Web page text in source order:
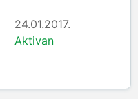
24.01.2017.
Aktivan